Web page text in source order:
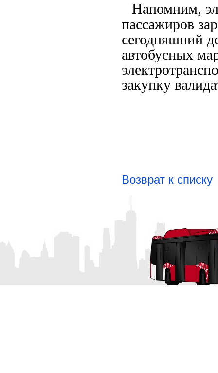
Напомним,
пассажиров
сегодняшний
автобусных
закупку
Возврат к списку